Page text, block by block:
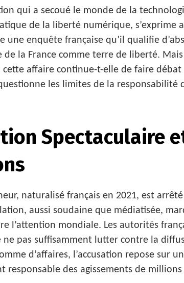
qui a secoué le monde de la
de la liberté numérique, s’exprime
une enquête française qu’il qualifie
de la France comme terre de liberté. Mais
affaire continue-t-elle de faire débat
les limites de la responsabilité
Spectaculaire
naturalisé français en 2021, est
aussi soudaine que médiatisée,
l’attention mondiale. Les autorités
ne pas suffisamment lutter contre la
d’affaires, l’accusation repose sur
des agissements de millions